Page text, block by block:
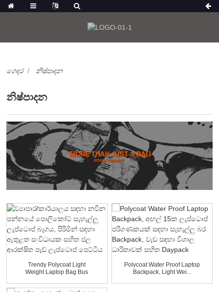
ගෙදර නිෂ්පාදන
නිෂ්පාදන
Trendy Polycoat Light
Weight Laptop Bag Bus
Polycoat Water Proof Laptop
Backpack, Light Wei...